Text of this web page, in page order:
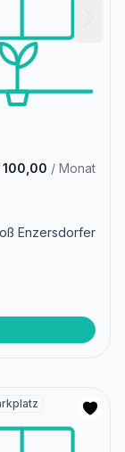
100,00 / Monat
Enzersdorfer